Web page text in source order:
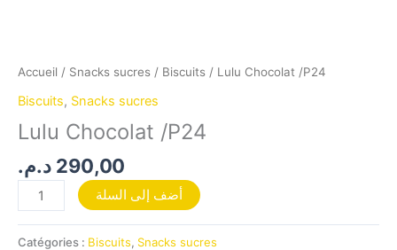
Accueil / Snacks sucres / Biscuits / Lulu Chocolat /P24
Biscuits, Snacks sucres
Lulu Chocolat /P24
290,00 د.م.
أضف إلى السلة
Catégories : Biscuits, Snacks sucres